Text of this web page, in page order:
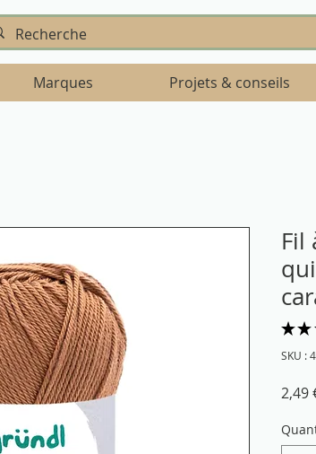
Marques Projets & conseils
Fil
★ ★
SKU :
2,49